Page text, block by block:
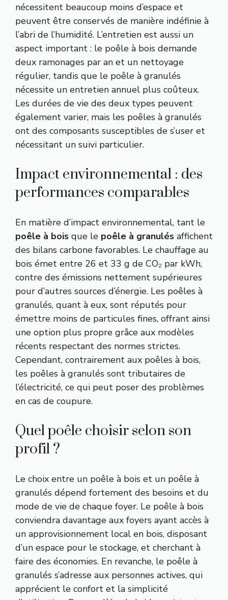
nécessitent beaucoup moins d’espace et
peuvent être conservés de manière indéfinie à
l’abri de l’humidité. L’entretien est aussi un
aspect important : le poêle à bois demande
deux ramonages par an et un nettoyage
régulier, tandis que le poêle à granulés
nécessite un entretien annuel plus coûteux.
Les durées de vie des deux types peuvent
également varier, mais les poêles à granulés
ont des composants susceptibles de s’user et
nécessitant un suivi particulier.
Impact environnemental : des
performances comparables
En matière d’impact environnemental, tant le
poêle à bois que le poêle à granulés affichent
des bilans carbone favorables. Le chauffage au
bois émet entre 26 et 33 g de CO₂ par kWh,
contre des émissions nettement supérieures
pour d’autres sources d’énergie. Les poêles à
granulés, quant à eux, sont réputés pour
émettre moins de particules fines, offrant ainsi
une option plus propre grâce aux modèles
récents respectant des normes strictes.
Cependant, contrairement aux poêles à bois,
les poêles à granulés sont tributaires de
l’électricité, ce qui peut poser des problèmes
en cas de coupure.
Quel poêle choisir selon son
profil ?
Le choix entre un poêle à bois et un poêle à
granulés dépend fortement des besoins et du
mode de vie de chaque foyer. Le poêle à bois
conviendra davantage aux foyers ayant accès à
un approvisionnement local en bois, disposant
d’un espace pour le stockage, et cherchant à
faire des économies. En revanche, le poêle à
granulés s’adresse aux personnes actives, qui
apprécient le confort et la simplicité